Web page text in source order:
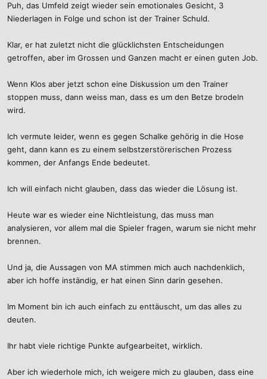
n
:
Puh, das Umfeld zeigt wieder sein emotionales Gesicht, 3
Niederlagen in Folge und schon ist der Trainer Schuld.
Klar, er hat zuletzt nicht die glücklichsten Entscheidungen
getroffen, aber im Grossen und Ganzen macht er einen guten Job.
Wenn Klos aber jetzt schon eine Diskussion um den Trainer
stoppen muss, dann weiss man, dass es um den Betze brodeln
wird.
Ich vermute leider, wenn es gegen Schalke gehörig in die Hose
geht, dann kann es zu einem selbstzerstörerischen Prozess
kommen, der Anfangs Ende bedeutet.
Ich will einfach nicht glauben, dass das wieder die Lösung ist.
Heute war es wieder eine Nichtleistung, das muss man
analysieren, vor allem mal die Spieler fragen, warum sie nicht mehr
brennen.
Und ja, die Aussagen von MA stimmen mich auch nachdenklich,
aber ich hoffe inständig, er hat einen Sinn darin gesehen.
Im Moment bin ich auch einfach zu enttäuscht, um das alles zu
deuten.
Ihr habt viele richtige Punkte aufgearbeitet, wirklich.
Aber ich wiederhole mich, ich weigere mich zu glauben, dass eine